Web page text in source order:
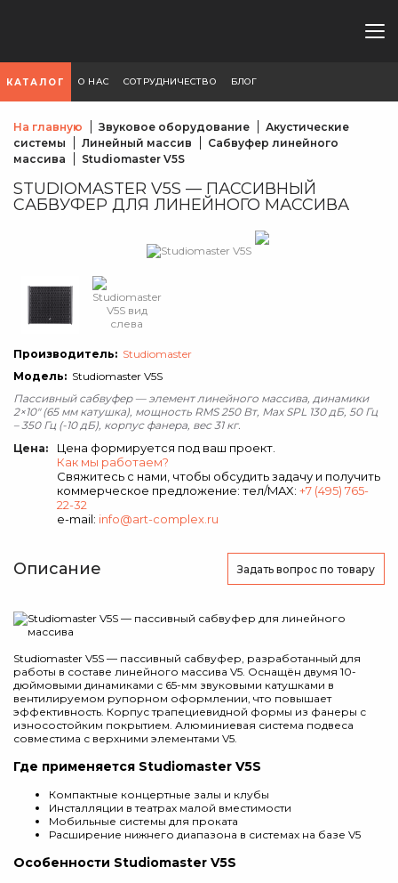
КАТАЛОГ О НАС СОТРУДНИЧЕСТВО БЛОГ
На главную Звуковое оборудование
Акустические
системы
Линейный массив
Сабвуфер линейного
массива
Studiomaster V5S
STUDIOMASTER V5S — ПАССИВНЫЙ
САБВУФЕР ДЛЯ ЛИНЕЙНОГО МАССИВА
Производитель: Studiomaster
Модель: Studiomaster V5S
Пассивный сабвуфер — элемент линейного массива, динамики
2×10" (65 мм катушка), мощность RMS 250 Вт, Max SPL 130 дБ, 50 Гц
– 350 Гц (-10 дБ), корпус фанера, вес 31 кг.
Цена:
Цена формируется под ваш проект.
Как мы работаем?
Свяжитесь с нами, чтобы обсудить задачу и получить
коммерческое предложение: тел/MAX: +7 (495) 765-
22-32
e-mail: info@art-complex.ru
Описание Задать вопрос по товару
Studiomaster V5S — пассивный сабвуфер, разработанный для
работы в составе линейного массива V5. Оснащён двумя 10-
дюймовыми динамиками с 65-мм звуковыми катушками в
вентилируемом рупорном оформлении, что повышает
эффективность. Корпус трапециевидной формы из фанеры с
износостойким покрытием. Алюминиевая система подвеса
совместима с верхними элементами V5.
Где применяется Studiomaster V5S
Компактные концертные залы и клубы
Инсталляции в театрах малой вместимости
Мобильные системы для проката
Расширение нижнего диапазона в системах на базе V5
Особенности Studiomaster V5S